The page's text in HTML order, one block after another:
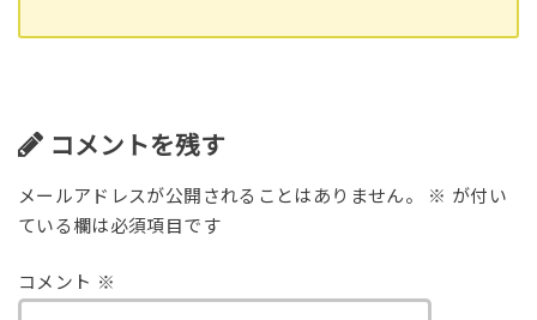
コメントを残す
メールアドレスが公開されることはありません。 ※ が付い
ている欄は必須項目です
コメント ※